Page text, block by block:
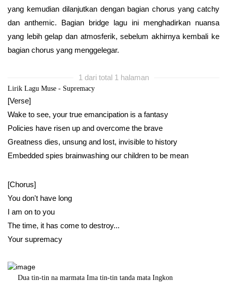
yang kemudian dilanjutkan dengan bagian chorus yang catchy
dan anthemic. Bagian bridge lagu ini menghadirkan nuansa
yang lebih gelap dan atmosferik, sebelum akhirnya kembali ke
bagian chorus yang menggelegar.
1 dari total 1 halaman
Lirik Lagu Muse - Supremacy
[Verse]
Wake to see, your true emancipation is a fantasy
Policies have risen up and overcome the brave
Greatness dies, unsung and lost, invisible to history
Embedded spies brainwashing our children to be mean
[Chorus]
You don't have long
I am on to you
The time, it has come to destroy...
Your supremacy
tanda mata Ingkon
Lirik lagu Aha Ma Natau Siingoton Hu yang